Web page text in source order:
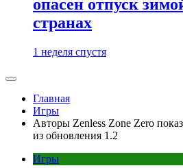
опасен отпуск
странах
1 неделя спустя
Главная
Игры
Авторы Zenless Zone Zero
из обновления 1.2
Игры